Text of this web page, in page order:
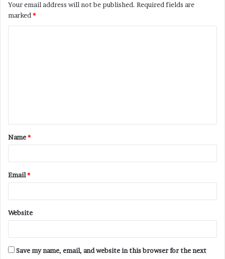
Your email address will not be published. Required fields are
marked *
Name*
Email*
Website
Save my name, email, and website in this browser for the next